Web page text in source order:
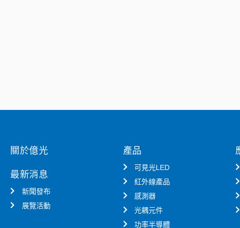
關於億光
最新消息
新聞發布
展覽活動
產品
可見光LED
紅外線產品
感測器
光耦元件
功率半導體